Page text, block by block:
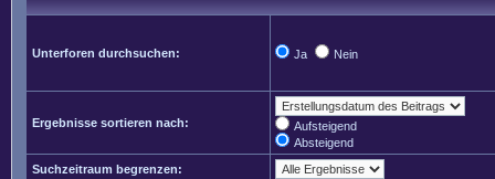
Unterforen durchsuchen: Ja Nein
Ergebnisse sortieren nach:
Aufsteigend
Absteigend
Suchzeitraum begrenzen: